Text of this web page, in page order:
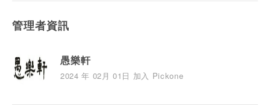
管理者資訊
愚樂軒
2024 年 02月 01日 加入 Pickone